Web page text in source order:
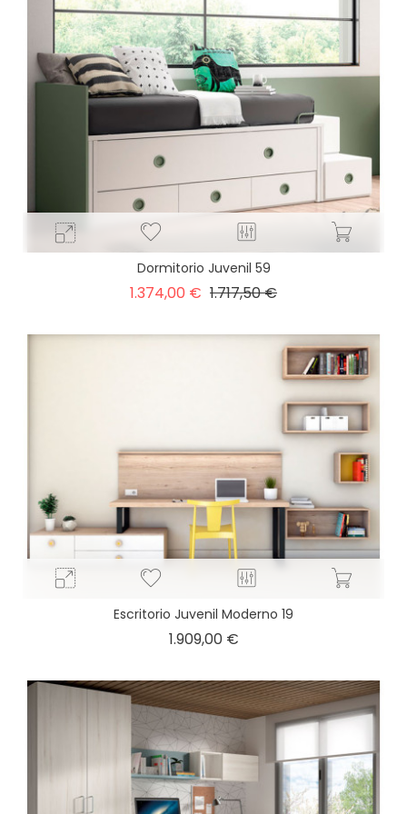
Dormitorio Juvenil 59
1.374,00 € Precio
1.717,50 €Precio
Escritorio Juvenil Moderno 19
1.909,00 €Precio